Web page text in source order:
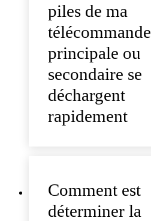
piles de ma
télécommande
principale ou
secondaire se
déchargent
rapidement
Comment est
déterminer la